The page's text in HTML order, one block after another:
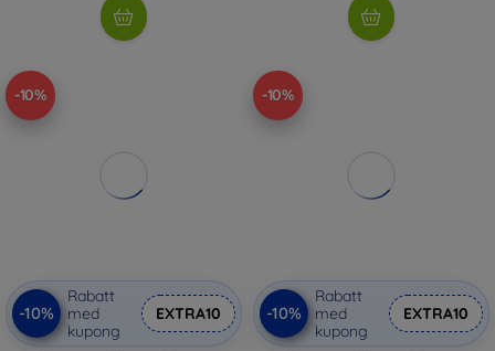
-10%
-10%
Rabatt
med
kupong
EXTRA10
-10%
-10%
Rabatt
med
kupong
EXTRA10